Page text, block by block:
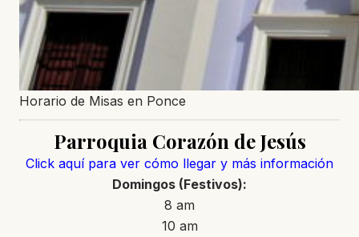
Horario de Misas en Ponce
Parroquia Corazón de Jesús
Click aquí para ver cómo llegar y más información
Domingos (Festivos):
8 am
10 am